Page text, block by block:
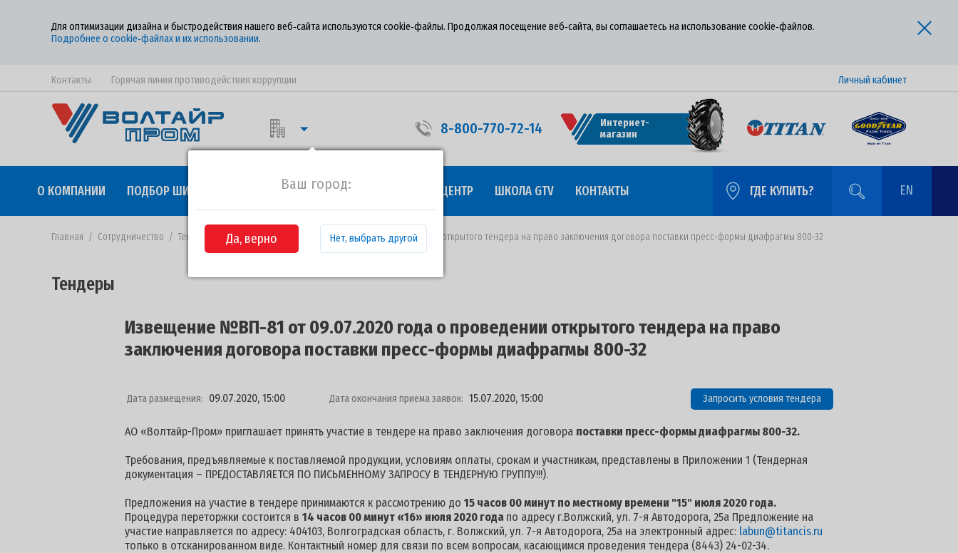
Для оптимизации дизайна и быстродействия нашего веб‑сайта используются cookie‑файлы. Продолжая посещение веб‑сайта, вы соглашаетесь на использование cookie‑файлов.
Подробнее о cookie‑файлах и их использовании.
Контакты Горячая линия противодействия коррупции Личный кабинет
Ваш город:
Да, верно Нет, выбрать другой
8-800-770-72-14
Интернет-
магазин
О КОМПАНИИ ПОДБОР ШИН СОТРУДНИЧЕСТВО ПРЕСС-ЦЕНТР ШКОЛА GTV КОНТАКТЫ ГДЕ КУПИТЬ? EN
Главная / Сотрудничество / Тендеры Извещение №ВП-81 от 09.07.2020 года о проведении открытого тендера на право заключения договора поставки пресс-формы диафрагмы 800-32
Тендеры
Извещение №ВП-81 от 09.07.2020 года о проведении открытого тендера на право
заключения договора поставки пресс-формы диафрагмы 800-32
Дата размещения: 09.07.2020, 15:00 Дата окончания приема заявок: 15.07.2020, 15:00 Запросить условия тендера
АО «Волтайр-Пром» приглашает принять участие в тендере на право заключения договора поставки пресс-формы диафрагмы 800-32.
Требования, предъявляемые к поставляемой продукции, условиям оплаты, срокам и участникам, представлены в Приложении 1 (Тендерная
документация – ПРЕДОСТАВЛЯЕТСЯ ПО ПИСЬМЕННОМУ ЗАПРОСУ В ТЕНДЕРНУЮ ГРУППУ!!!).
Предложения на участие в тендере принимаются к рассмотрению до 15 часов 00 минут по местному времени "15" июля 2020 года.
Процедура переторжки состоится в 14 часов 00 минут «16» июля 2020 года по адресу г.Волжский, ул. 7-я Автодорога, 25а Предложение на
участие направляется по адресу: 404103, Волгоградская область, г. Волжский, ул. 7-я Автодорога, 25а на электронный адрес: labun@titancis.ru
только в отсканированном виде. Контактный номер для связи по всем вопросам, касающимся проведения тендера (8443) 24-02-34.